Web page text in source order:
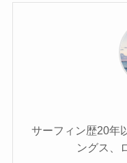
サーフィン歴20年
ングス、